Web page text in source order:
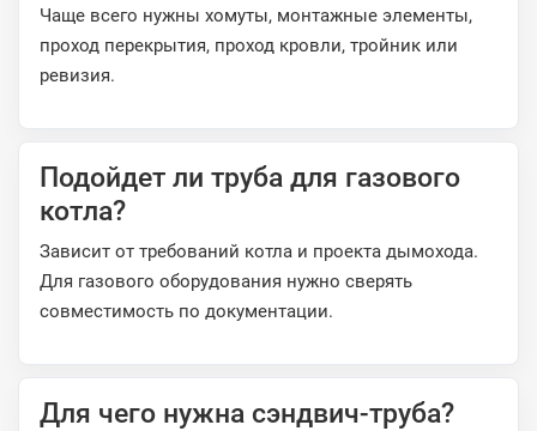
Чаще всего нужны хомуты, монтажные элементы,
проход перекрытия, проход кровли, тройник или
ревизия.
Подойдет ли труба для газового
котла?
Зависит от требований котла и проекта дымохода.
Для газового оборудования нужно сверять
совместимость по документации.
Для чего нужна сэндвич-труба?